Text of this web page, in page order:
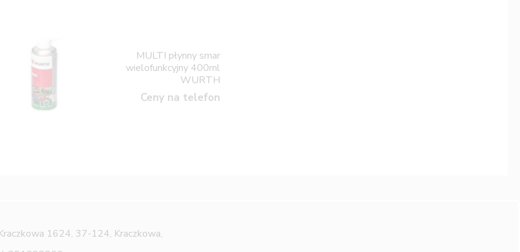
MULTI płynny smar
wielofunkcyjny 400ml
WURTH
Ceny na telefon
1624, 37-124, Kraczkowa,